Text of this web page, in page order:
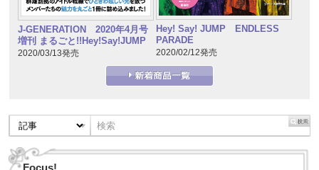
J-GENERATION 2020年4月号
増刊 まるごと!!Hey!Say!JUMP
2020/03/13発売
Hey! Say! JUMP ENDLESS
PARADE
2020/02/12発売